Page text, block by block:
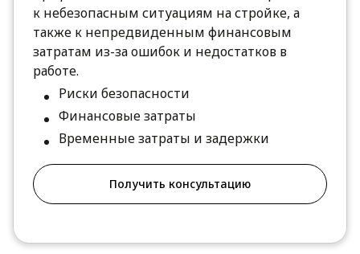
к небезопасным ситуациям на стройке, а
также к непредвиденным финансовым
затратам из-за ошибок и недостатков в
работе.
Риски безопасности
Финансовые затраты
Временные затраты и задержки
Получить консультацию